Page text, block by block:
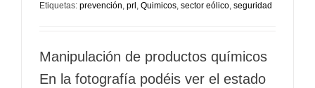
Etiquetas: prevención, prl , Quimicos, sector eólico, seguridad
Manipulación de productos químicos
En la fotografía podéis ver el estado